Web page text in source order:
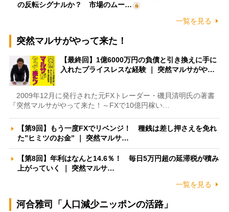
の反転シグナルか？ 市場のムー…
一覧を見る
突然マルサがやって来た！
【最終回】1億6000万円の負債と引き換えに手に
入れたプライスレスな経験 ｜ 突然マルサがや…
2009年12月に発行された元FXトレーダー・磯貝清明氏の著書
『突然マルサがやって来た！～FXで10億円稼い…
【第9回】もう一度FXでリベンジ！ 種銭は差し押さえを免れ
た”ヒミツのお金” ｜ 突然マルサ…
【第8回】年利はなんと14.6％！ 毎日5万円超の延滞税が積み
上がっていく ｜ 突然マルサ…
一覧を見る
河合雅司「人口減少ニッポンの活路」